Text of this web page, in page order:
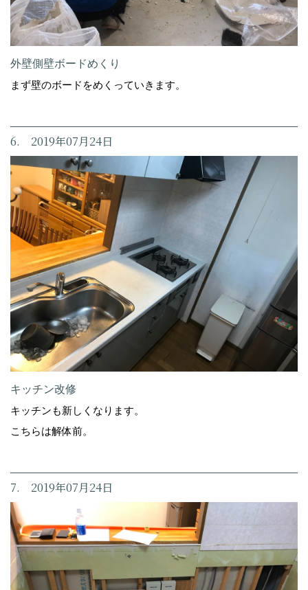
外壁側壁ボードめくり
まず壁のボードをめくっていきます。
6. 2019年07月24日
キッチン改修
キッチンも新しくなります。
こちらは解体前。
7. 2019年07月24日